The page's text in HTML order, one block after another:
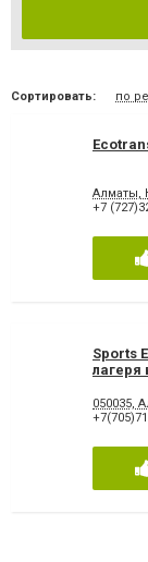
Сортировать: по
Алматы,
+7
Sports
лагеря
050035,